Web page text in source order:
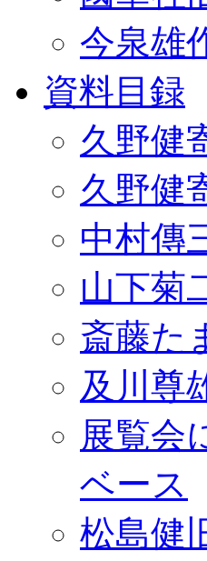
今泉雄
資料目録
久野健
久野健
中村傳
山下菊
斎藤た
及川尊
展覧会
ベース
松島健